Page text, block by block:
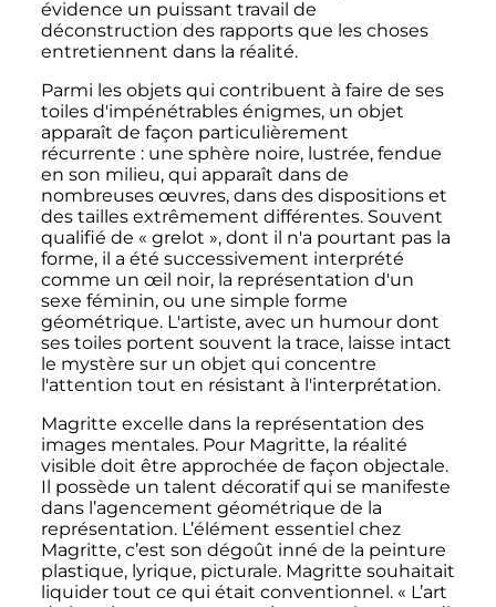
évidence un puissant travail de
déconstruction des rapports que les choses
entretiennent dans la réalité.
Parmi les objets qui contribuent à faire de ses
toiles d'impénétrables énigmes, un objet
apparaît de façon particulièrement
récurrente : une sphère noire, lustrée, fendue
en son milieu, qui apparaît dans de
nombreuses œuvres, dans des dispositions et
des tailles extrêmement différentes. Souvent
qualifié de « grelot », dont il n'a pourtant pas la
forme, il a été successivement interprété
comme un œil noir, la représentation d'un
sexe féminin, ou une simple forme
géométrique. L'artiste, avec un humour dont
ses toiles portent souvent la trace, laisse intact
le mystère sur un objet qui concentre
l'attention tout en résistant à l'interprétation.
Magritte excelle dans la représentation des
images mentales. Pour Magritte, la réalité
visible doit être approchée de façon objectale.
Il possède un talent décoratif qui se manifeste
dans l’agencement géométrique de la
représentation. L’élément essentiel chez
Magritte, c’est son dégoût inné de la peinture
plastique, lyrique, picturale. Magritte souhaitait
liquider tout ce qui était conventionnel. « L’art